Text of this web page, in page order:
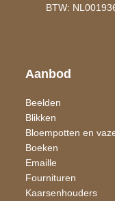
BTW:
Aanbod
Beelden
Blikken
Bloempotten en
Boeken
Emaille
Fournituren
Kaarsen​houders